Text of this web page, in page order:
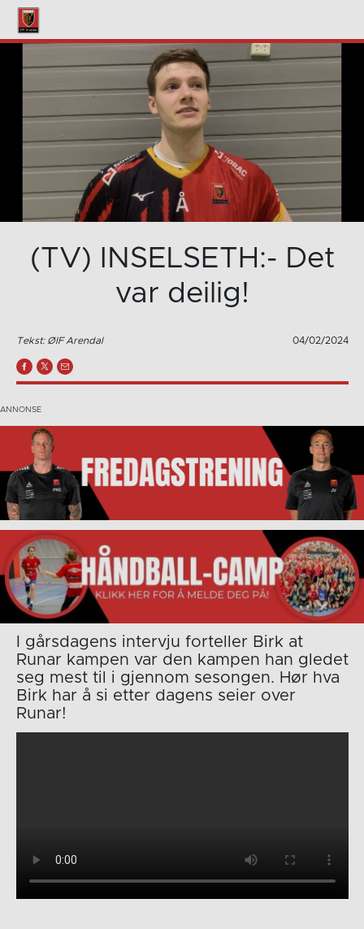
(TV) INSELSETH:- Det
var deilig!
Tekst: ØIF Arendal 04/02/2024
I gårsdagens intervju forteller Birk at
Runar kampen var den kampen han gledet
seg mest til i gjennom sesongen. Hør hva
Birk har å si etter dagens seier over
Runar!